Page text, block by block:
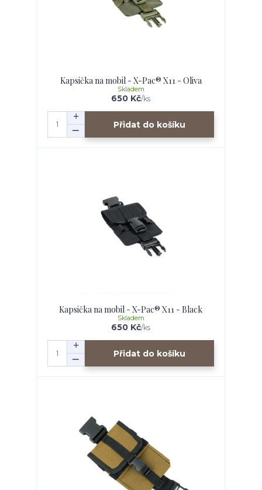
Kapsička na mobil - X-Pac® X11 - Oliva
650 Kč/ks
Skladem
Přidat do košíku
Kapsička na mobil - X-Pac® X11 - Black
650 Kč/ks
Skladem
Přidat do košíku